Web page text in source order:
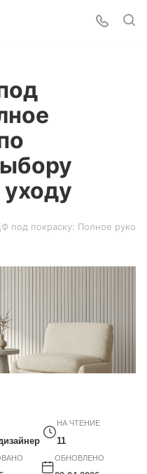
под покраску: Полное
НА ЧТЕНИЕ
11
ОБНОВЛЕНО